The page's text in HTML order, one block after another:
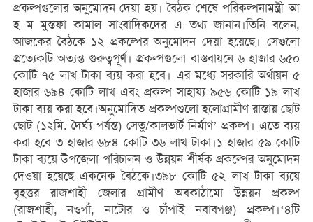
প্রকল্পগুলোর অনুমোদন দেয়া হয়। বৈঠক শেষে পরিকল্পনামন্ত্রী আ
হ ম মুস্তফা কামাল সাংবাদিকদের এ তথ্য জানান।তিনি বলেন,
আজকের বৈঠকে ১২ প্রকল্পের অনুমোদন দেয়া হয়েছে। সেগুলো
প্রত্যেকটি অত্যন্ত গুরুত্বপূর্ণ। প্রকল্পগুলো বাস্তবায়নে ৬ হাজার ৬৫০
কোটি ৭৫ লাখ টাকা ব্যয় করা হবে। এর মধ্যে সরকারি অর্থায়ন ৫
হাজার ৬৯৪ কোটি লাখ এবং প্রকল্প সাহায্য ৯৫৬ কোটি ১৯ লাখ
টাকা ব্যয় করা হবে।অনুমোদিত প্রকল্পগুলো হলোগ্রামীণ রাস্তায় ছোট
ছোট (১২মি. দৈর্ঘ্য পর্যন্ত) সেতু/কালভার্ট নির্মাণ’ প্রকল্প। এতে ব্যয়
করা হবে ৩ হাজার ৬৮৪ কোটি ৩৬ লাখ টাকা।১ হাজার ৫৯ কোটি
টাকা ব্যয়ে উপজেলা পরিচালন ও উন্নয়ন শীর্ষক প্রকল্পের অনুমোদন
দেওয়া হয়েছে একনেক বৈঠকে।৩৯৮ কোটি ৫২ লাখ টাকা ব্যয়ে
বৃহত্তর রাজশাহী জেলার গ্রামীণ অবকাঠামো উন্নয়ন প্রকল্প
(রাজশাহী, নওগাঁ, নাটোর ও চাঁপাই নবাবগঞ্জ) প্রকল্প।‘৪টি